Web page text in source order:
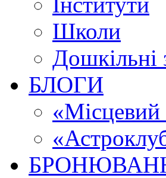
Школи
Дошкільні
БЛОГИ